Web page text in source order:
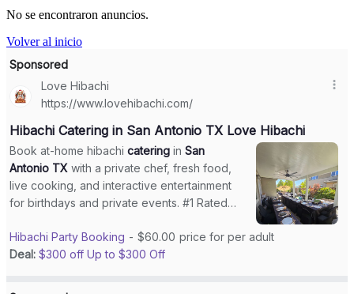
No se encontraron anuncios.
Volver al inicio